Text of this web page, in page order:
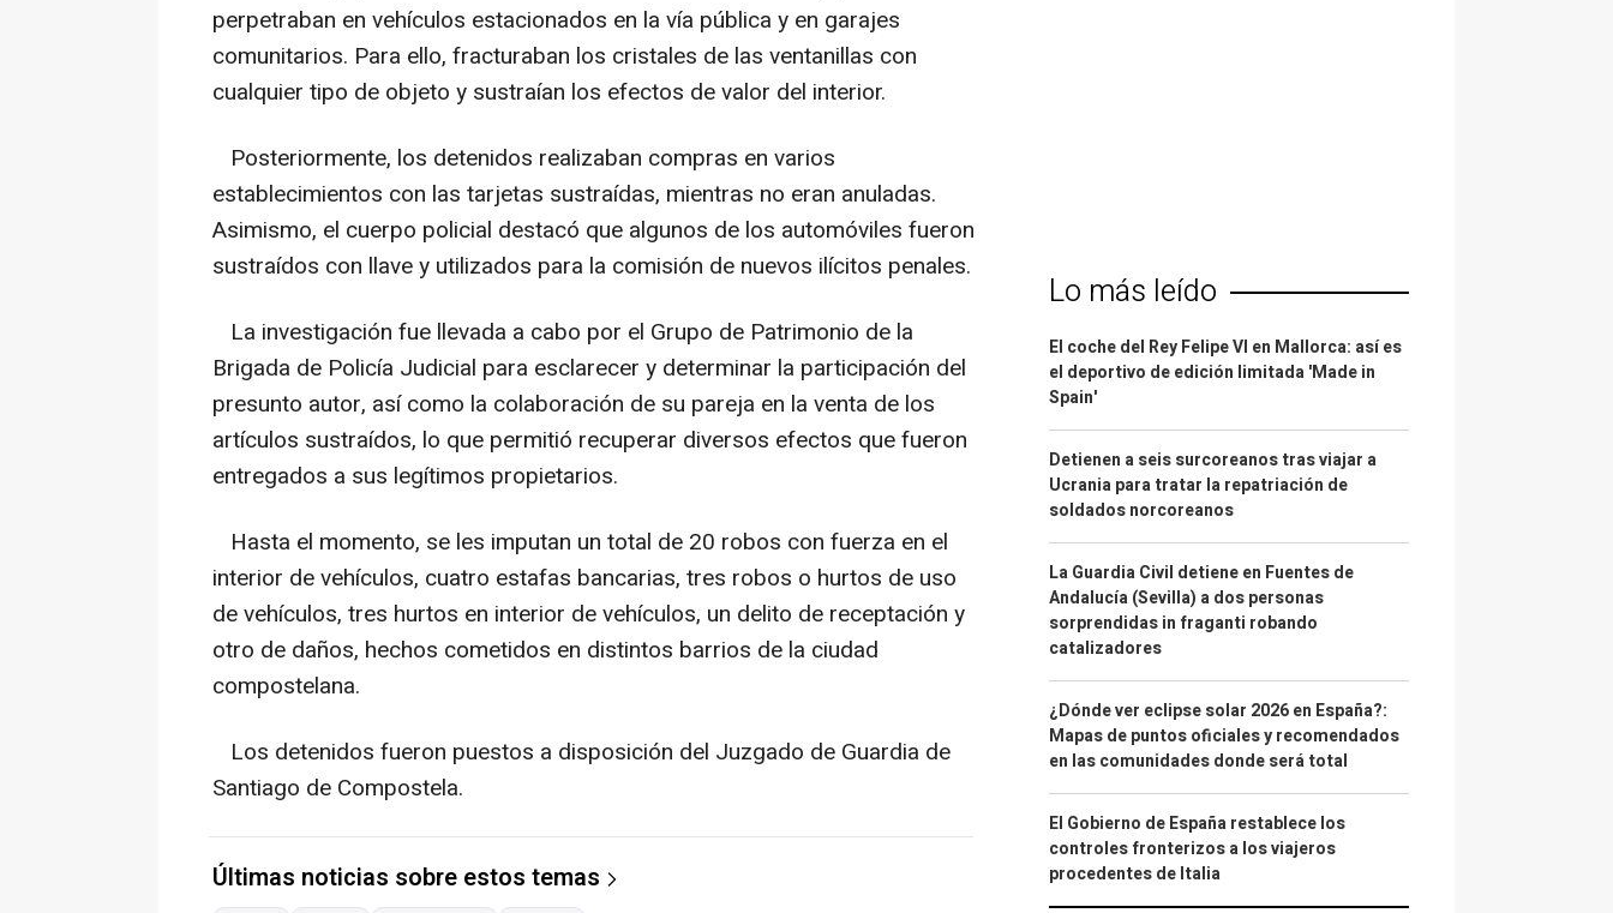
perpetraban en vehículos estacionados en la vía pública y en garajes
comunitarios. Para ello, fracturaban los cristales de las ventanillas con
cualquier tipo de objeto y sustraían los efectos de valor del interior.
Posteriormente, los detenidos realizaban compras en varios
establecimientos con las tarjetas sustraídas, mientras no eran anuladas.
Asimismo, el cuerpo policial destacó que algunos de los automóviles fueron
sustraídos con llave y utilizados para la comisión de nuevos ilícitos penales.
La investigación fue llevada a cabo por el Grupo de Patrimonio de la
Brigada de Policía Judicial para esclarecer y determinar la participación del
presunto autor, así como la colaboración de su pareja en la venta de los
artículos sustraídos, lo que permitió recuperar diversos efectos que fueron
entregados a sus legítimos propietarios.
Hasta el momento, se les imputan un total de 20 robos con fuerza en el
interior de vehículos, cuatro estafas bancarias, tres robos o hurtos de uso
de vehículos, tres hurtos en interior de vehículos, un delito de receptación y
otro de daños, hechos cometidos en distintos barrios de la ciudad
compostelana.
Los detenidos fueron puestos a disposición del Juzgado de Guardia de
Santiago de Compostela.
Últimas noticias sobre estos temas
Lo más leído
El coche del Rey Felipe VI en Mallorca: así es
el deportivo de edición limitada 'Made in
Spain'
Detienen a seis surcoreanos tras viajar a
Ucrania para tratar la repatriación de
soldados norcoreanos
La Guardia Civil detiene en Fuentes de
Andalucía (Sevilla) a dos personas
sorprendidas in fraganti robando
catalizadores
¿Dónde ver eclipse solar 2026 en España?:
Mapas de puntos oficiales y recomendados
en las comunidades donde será total
El Gobierno de España restablece los
controles fronterizos a los viajeros
procedentes de Italia